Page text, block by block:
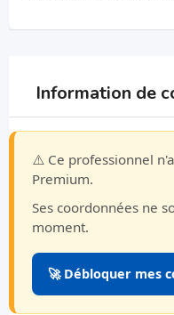
Information de
⚠️ Ce professionnel
Premium.
Ses coordonnées ne
moment.
🚀 Débloquer mes